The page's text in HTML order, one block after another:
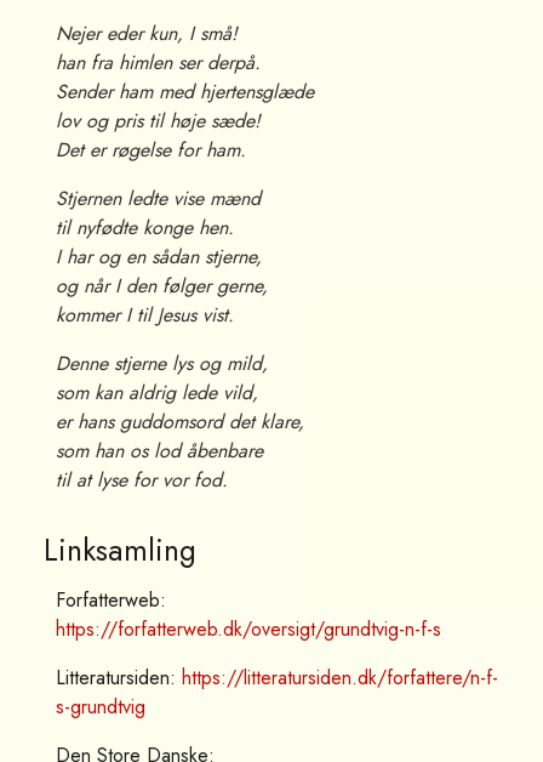
Nejer eder kun, I små!
han fra himlen ser derpå.
Sender ham med hjertensglæde
lov og pris til høje sæde!
Det er røgelse for ham.
Stjernen ledte vise mænd
til nyfødte konge hen.
I har og en sådan stjerne,
og når I den følger gerne,
kommer I til Jesus vist.
Denne stjerne lys og mild,
som kan aldrig lede vild,
er hans guddomsord det klare,
som han os lod åbenbare
til at lyse for vor fod.
Linksamling
Forfatterweb:
https://forfatterweb.dk/oversigt/grundtvig-n-f-s
Litteratursiden: https://litteratursiden.dk/forfattere/n-f-
s-grundtvig
Den Store Danske: